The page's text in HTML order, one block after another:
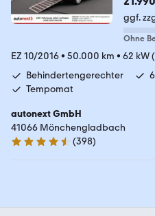
ggf.
Ohne
EZ 10/2016• 50.000 km • 62 kW
Behindertengerechter
Tempomat
autonext GmbH
41066 Mönchengladbach
4.7 Sterne
(398)